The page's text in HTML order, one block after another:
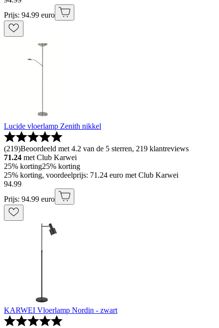
Prijs: 94.99 euro
Lucide vloerlamp Zenith nikkel
(219)Beoordeeld met 4.2 van de 5 sterren, 219 klantreviews
71.24 met Club Karwei
25% korting25% korting
25% korting, voordeelprijs: 71.24 euro met Club Karwei
94.99
Prijs: 94.99 euro
KARWEI Vloerlamp Nordin - zwart